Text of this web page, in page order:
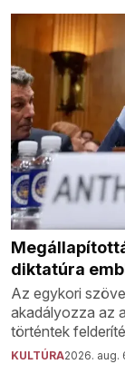
diktatúra
Az egykori
akadályozza az
történtek
KULTÚRA2026. aug.